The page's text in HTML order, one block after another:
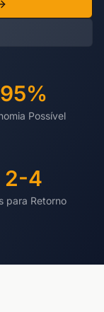
95%
Possível
2-4
para Retorno